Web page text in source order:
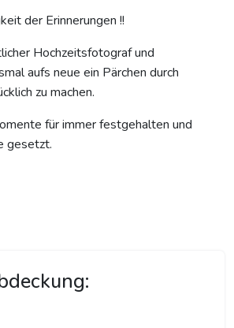
der Erinnerungen !!
Hochzeitsfotograf und
aufs neue ein Pärchen durch
zu machen.
für immer festgehalten und
gesetzt.